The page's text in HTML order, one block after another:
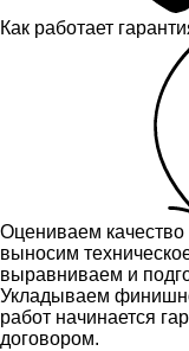
Как работает
Оцениваем качество
выносим
выравниваем и
Укладываем
работ начинается
договором.